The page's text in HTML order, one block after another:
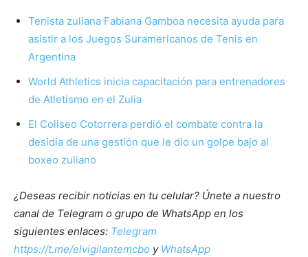
Tenista zuliana Fabiana Gamboa necesita ayuda para
asistir a los Juegos Suramericanos de Tenis en
Argentina
World Athletics inicia capacitación para entrenadores
de Atletismo en el Zulia
El Coliseo Cotorrera perdió el combate contra la
desidia de una gestión que le dio un golpe bajo al
boxeo zuliano
¿Deseas recibir noticias en tu celular? Únete a nuestro
canal de Telegram o grupo de WhatsApp en los
siguientes enlaces: Telegram
https://t.me/elvigilantemcbo y WhatsApp